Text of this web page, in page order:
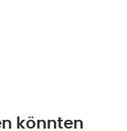
könnten